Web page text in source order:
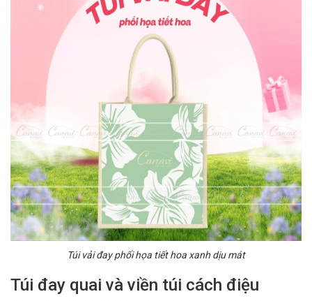
Túi vải đay phối họa tiết hoa xanh dịu mát
Túi đay quai và viền túi cách điệu